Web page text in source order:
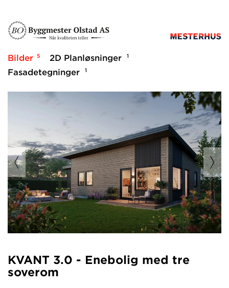
Bilder 5 2D Planløsninger 1
Fasadetegninger 1
KVANT 3.0 - Enebolig med tre
soverom